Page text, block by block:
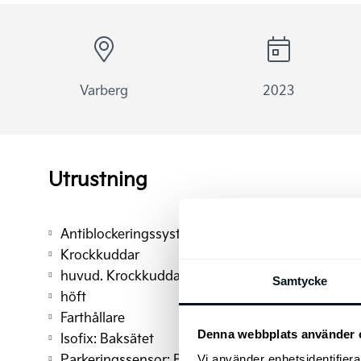
Samtycke
Denna webbplats använder
Varberg 2023
Utrustning
Antiblockeringssystem (ABS)
Krockkuddar
huvud. Krockkuddar
höft
Farthållare
Isofix: Baksätet